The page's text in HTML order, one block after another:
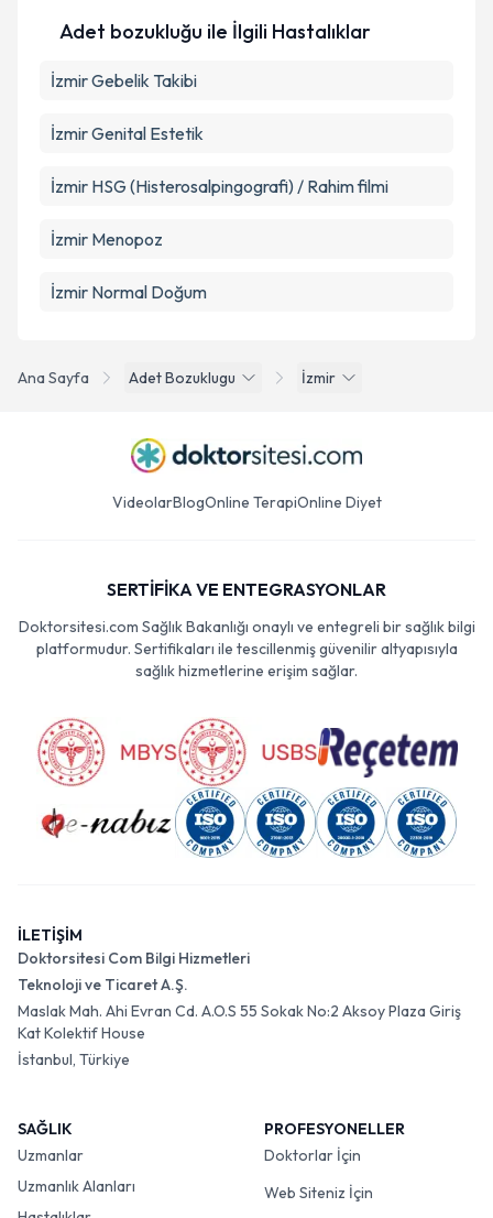
Ana Sayfa Adet Bozuklugu İzmir
Adet bozukluğu ile İlgili Hastalıklar
İzmir Gebelik Takibi
İzmir Genital Estetik
İzmir HSG (Histerosalpingografi) / Rahim filmi
İzmir Menopoz
İzmir Normal Doğum
VideolarBlogOnline TerapiOnline Diyet
SERTİFİKA VE ENTEGRASYONLAR
Doktorsitesi.com Sağlık Bakanlığı onaylı ve entegreli bir sağlık bilgi
platformudur. Sertifikaları ile tescillenmiş güvenilir altyapısıyla
sağlık hizmetlerine erişim sağlar.
İLETİŞİM
Doktorsitesi Com Bilgi Hizmetleri
Teknoloji ve Ticaret A.Ş.
Maslak Mah. Ahi Evran Cd. A.O.S 55 Sokak No:2 Aksoy Plaza Giriş
Kat Kolektif House
İstanbul, Türkiye
SAĞLIK
Uzmanlar
Uzmanlık Alanları
PROFESYONELLER
Doktorlar İçin
Web Siteniz İçin